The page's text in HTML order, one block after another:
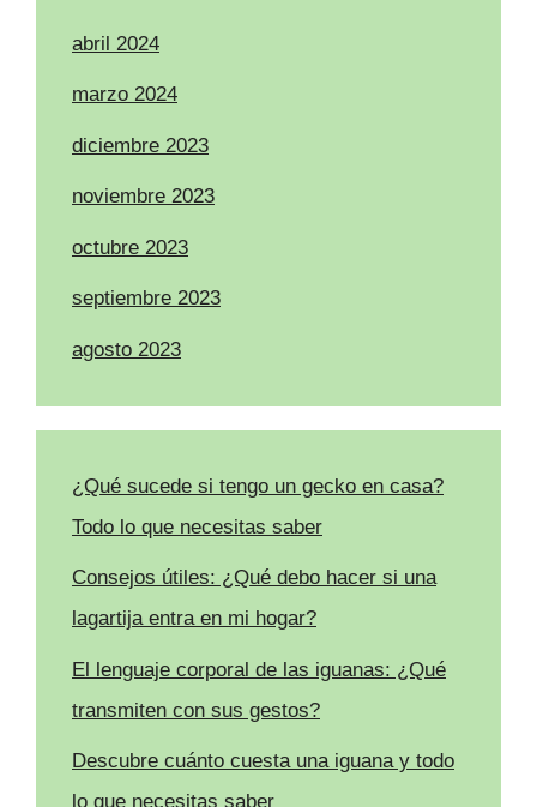
abril 2024
marzo 2024
diciembre 2023
noviembre 2023
octubre 2023
septiembre 2023
agosto 2023
¿Qué sucede si tengo un gecko en casa?
Todo lo que necesitas saber
Consejos útiles: ¿Qué debo hacer si una
lagartija entra en mi hogar?
El lenguaje corporal de las iguanas: ¿Qué
transmiten con sus gestos?
Descubre cuánto cuesta una iguana y todo
lo que necesitas saber